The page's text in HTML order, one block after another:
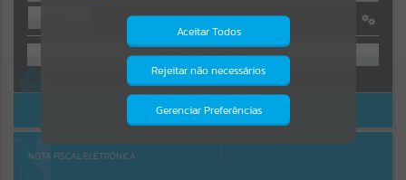
Por favor, aguarde...
OU
Cadastre-se|Recuperar Senha
ACESSAR SEM LOGIN
NOTA FISCAL ELETRÔNICA
Aceitar Todos
Rejeitar não necessários
Gerenciar Preferências
Isto significa que diversos recursos
providenciados poderão não estar